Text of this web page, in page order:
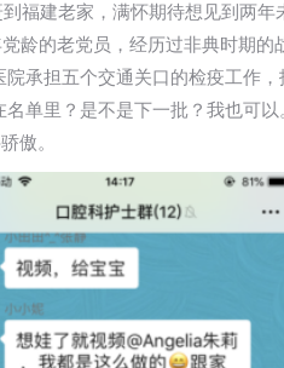
福建老家，满怀期待想见到两
龄的老党员，经历过非典时期的
承担五个交通关口的检疫工作
单里？是不是下一批？我也可
傲。